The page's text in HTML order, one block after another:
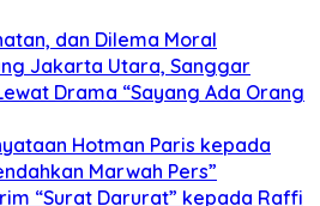
dan Dilema Moral
Jakarta Utara, Sanggar
Drama “Sayang Ada Orang
Hotman Paris kepada
Marwah Pers”
“Surat Darurat” kepada Raffi